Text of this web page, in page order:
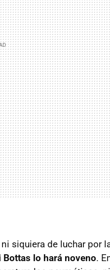
siquiera de luchar por
lo hará noveno.